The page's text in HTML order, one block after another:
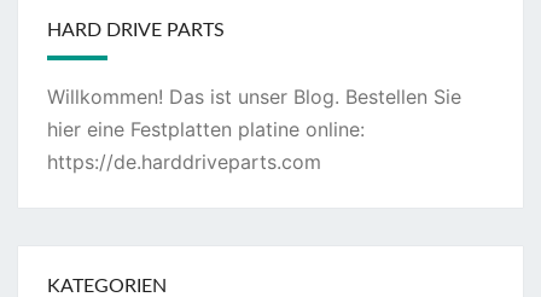
HARD DRIVE PARTS
Willkommen! Das ist unser Blog. Bestellen Sie
hier eine Festplatten platine online:
https://de.harddriveparts.com
KATEGORIEN